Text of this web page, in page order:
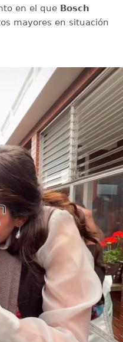
en el queBosch
mayores en situación